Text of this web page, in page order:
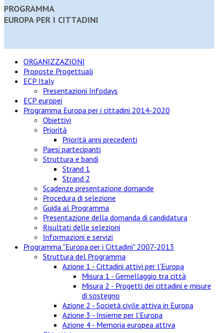
PROGRAMMA
EUROPA PER I CITTADINI
ORGANIZZAZIONI
Proposte Progettuali
ECP Italy
Presentazioni Infodays
ECP europei
Programma Europa per i cittadini 2014-2020
Obiettivi
Priorità
Priorità anni precedenti
Paesi partecipanti
Struttura e bandi
Strand 1
Strand 2
Scadenze presentazione domande
Procedura di selezione
Guida al Programma
Presentazione della domanda di candidatura
Risultati delle selezioni
Informazioni e servizi
Programma "Europa per i Cittadini" 2007-2013
Struttura del Programma
Azione 1 - Cittadini attivi per l'Europa
Misura 1 - Gemellaggio tra città
Misura 2 - Progetti dei cittadini e misure
di sostegno
Azione 2 - Società civile attiva in Europa
Azione 3 - Insieme per l'Europa
Azione 4 - Memoria europea attiva